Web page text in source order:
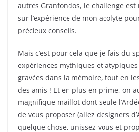
autres Granfondos, le challenge est
sur l’expérience de mon acolyte
précieux conseils.
Mais c’est pour cela que je fais du
expériences mythiques et
gravées dans la mémoire, tout en
des amis ! Et en plus en prime, on
magnifique maillot dont seule
de vous proposer (allez designers
quelque chose, unissez-vous et